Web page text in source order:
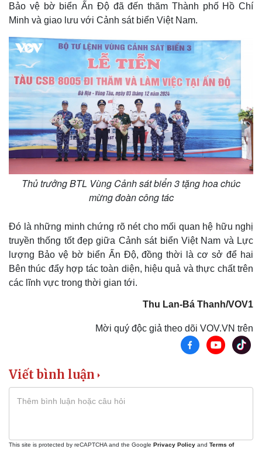
Pháp luật
Vụ án
Tin nóng
Tư vấn luật
Quân sự - Quốc phòng
Vũ khí
Việt Nam
Phân tích
Bảo vệ bờ biển Ấn Độ đã đến thăm Thành phố Hồ Chí
Minh và giao lưu với Cảnh sát biển Việt Nam.
Thủ trưởng BTL Vùng Cảnh sát biển 3 tặng hoa chúc
mừng đoàn công tác
Đó là những minh chứng rõ nét cho mối quan hệ hữu nghị
truyền thống tốt đẹp giữa Cảnh sát biển Việt Nam và Lực
lượng Bảo vệ bờ biển Ấn Độ, đồng thời là cơ sở để hai
Bên thúc đẩy hợp tác toàn diện, hiệu quả và thực chất trên
các lĩnh vực trong thời gian tới.
Thu Lan-Bá Thanh/VOV1
Mời quý độc giả theo dõi VOV.VN trên
Viết bình luận
This site is protected by reCAPTCHA and the Google Privacy Policy and Terms of